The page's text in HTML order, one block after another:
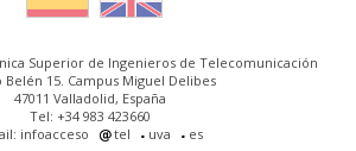
Superior de Ingenieros de Telecomunicación
Belén 15. Campus Miguel Delibes
47011 Valladolid, España
Tel: +34 983 423660
infoacceso
tel uva es